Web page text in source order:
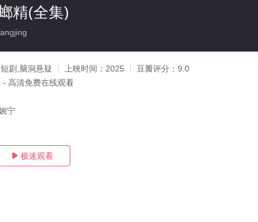
精(全集)
短剧,脑洞悬疑 上映时间： 2025 豆瓣评分： 9.0
- 高清免费在线观看
宁
 极速观看